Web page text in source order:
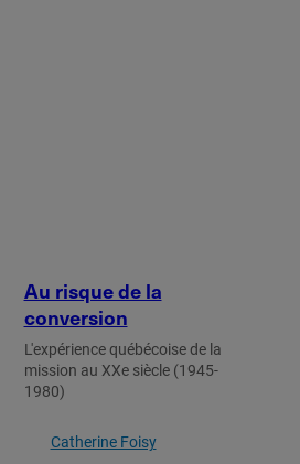
Au risque de la
conversion
L'expérience québécoise de la
mission au XXe siècle (1945-
1980)
Catherine Foisy